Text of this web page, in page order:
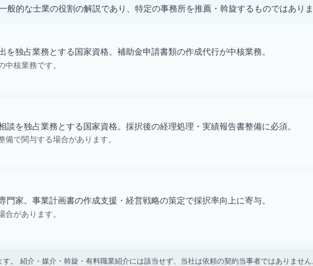
般的な士業の役割の解説であり、特定の事務所を推薦・斡旋するものではあり
を独占業務とする国家資格。補助金申請書類の作成代行が中核業務。
核業務です。
談を独占業務とする国家資格。採択後の経理処理・実績報告書整備に必須。
で関与する場合があります。
門家。事業計画書の作成支援・経営戦略の策定で採択率向上に寄与。
があります。
。 紹介・媒介・斡旋・有料職業紹介には該当せず、当社は依頼の契約当事者ではありませ